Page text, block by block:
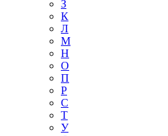
З
К
Л
М
Н
О
П
Р
С
Т
У